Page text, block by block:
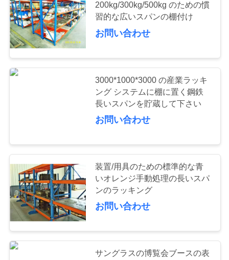
ドライブ-パレット
のラッキング
産業仕事台
57
200kg/300kg/500kg のための慣
習的な広いスパンの棚付け
お問い合わせ
3000*1000*3000 の産業ラッキ
ング システムに棚に置く鋼鉄
長いスパンを貯蔵して下さい
お問い合わせ
装置/用具のための標準的な青
いオレンジ手動処理の長いスパ
ンのラッキング
お問い合わせ
サングラスの博覧会ブースの表